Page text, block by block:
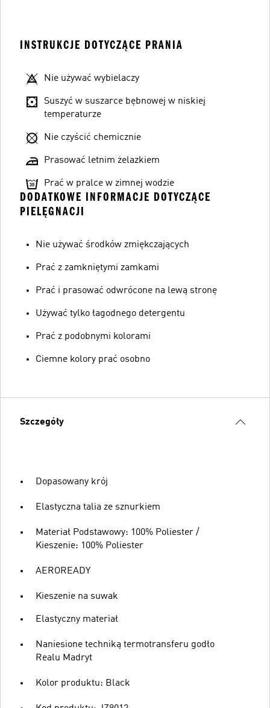
INSTRUKCJE DOTYCZĄCE PRANIA
Nie używać wybielaczy
Suszyć w suszarce bębnowej w niskiej
temperaturze
Nie czyścić chemicznie
Prasować letnim żelazkiem
Prać w pralce w zimnej wodzie
DODATKOWE INFORMACJE DOTYCZĄCE
PIELĘGNACJI
Nie używać środków zmiękczających
Prać z zamkniętymi zamkami
Prać i prasować odwrócone na lewą stronę
Używać tylko łagodnego detergentu
Prać z podobnymi kolorami
Ciemne kolory prać osobno
Szczegóły
Dopasowany krój
Elastyczna talia ze sznurkiem
Materiał Podstawowy: 100% Poliester /
Kieszenie: 100% Poliester
AEROREADY
Kieszenie na suwak
Elastyczny materiał
Naniesione techniką termotransferu godło
Realu Madryt
Kolor produktu: Black